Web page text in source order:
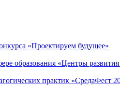
«Проектируем будущее»
образования «Центры
практик «СредаФест